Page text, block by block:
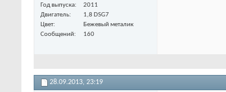
Год выпуска
2011
Двигатель
1,8 DSG7
Цвет
Бежевый металик
Сообщений
160
28.09.2013, 23:19